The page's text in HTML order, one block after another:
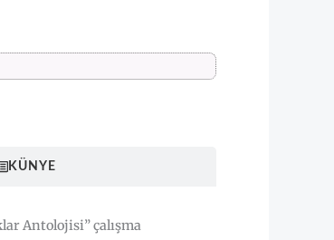
KÜNYE
Antolojisi” çalışma